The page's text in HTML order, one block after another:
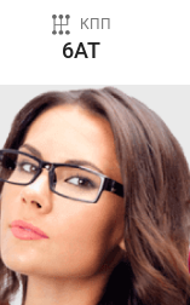
КПП
6AT